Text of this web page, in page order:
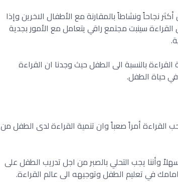
نجاحاً ونشاطاً بالمقارنة مع الأطفال الاخرين وإذا
القراءة سينبت مجتمع راقي يتعامل مع الأمور بجدية
بالنسبة الى الطفل حيث وجدنا ان القراءة
في حياة الطفل.
القراءة أمراً صعباً وان تنمية القراءة لدى الطفل من
وأننا يجب التحلي بالصبر من اجل تدريب الطفل على
في تعليم الطفل وتوجيهه الى عالم القراءة.